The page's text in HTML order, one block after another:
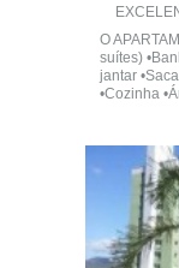
O
suítes)
jantar
•Cozinha